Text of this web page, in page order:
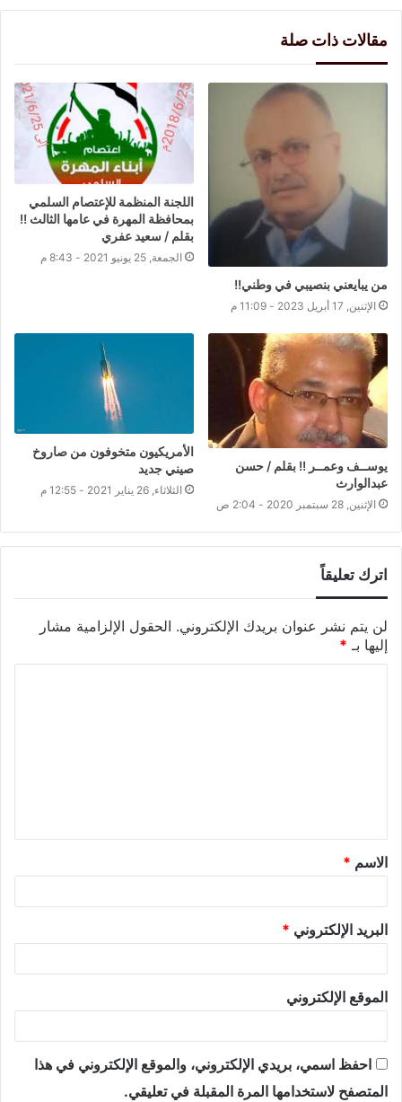
مقالات ذات صلة
من يبايعني بنصيبي في وطني!!
الإثنين, 17 أبريل 2023 - 11:09 م
اللجنة المنظمة للإعتصام السلمي
بمحافظة المهرة في عامها الثالث !!
بقلم / سعيد عفري
الجمعة, 25 يونيو 2021 - 8:43 م
يوســف وعمــر !! بقلم / حسن
عبدالوارث
الإثنين, 28 سبتمبر 2020 - 2:04 ص
الأمريكيون متخوفون من صاروخ
صيني جديد
الثلاثاء, 26 يناير 2021 - 12:55 م
اترك تعليقاً
لن يتم نشر عنوان بريدك الإلكتروني. الحقول الإلزامية مشار
إليها بـ *
الاسم *
البريد الإلكتروني *
الموقع الإلكتروني
احفظ اسمي، بريدي الإلكتروني، والموقع الإلكتروني في هذا
المتصفح لاستخدامها المرة المقبلة في تعليقي.